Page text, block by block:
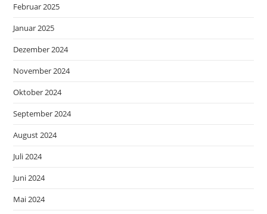
Februar 2025
Januar 2025
Dezember 2024
November 2024
Oktober 2024
September 2024
August 2024
Juli 2024
Juni 2024
Mai 2024